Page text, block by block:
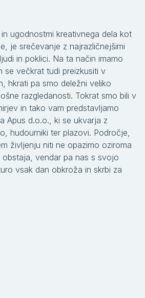
ugodnostmi kreativnega dela kot
je srečevanje z najrazličnejšimi
in poklici. Na ta način imamo
se večkrat tudi preizkusiti v
hkrati pa smo deležni veliko
razgledanosti. Tokrat smo bili v
in tako vam predstavljamo
Apus d.o.o., ki se ukvarja z
hudourniki ter plazovi. Področje,
življenju niti ne opazimo oziroma
vendar pa nas s svojo
vsak dan obkroža in skrbi za